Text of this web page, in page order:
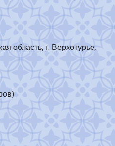
область, г. Верхотурье,